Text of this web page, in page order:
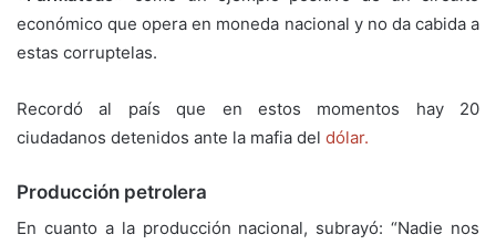
económico que opera en moneda nacional y no da cabida a
estas corruptelas.
Recordó al país que en estos momentos hay 20
ciudadanos detenidos ante la mafia del dólar.
Producción petrolera
En cuanto a la producción nacional, subrayó: “Nadie nos